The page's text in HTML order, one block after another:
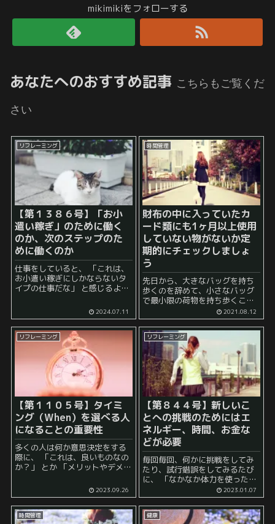
mikimikiをフォローする
あなたへのおすすめ記事 こちらもご覧くだ
さい
リフレーミング
【第１３８６号】「お小
遣い稼ぎ」のために働く
のか、次のステップのた
めに働くのか
仕事をしていると、 「これは、
お小遣い稼ぎにしかならないタ
イプの仕事だな」 と感じるよう
報酬はそれなりにもらえるが、
それ以上の物が手に入りそうな
予感がしな...
2024.07.11
時間管理
財布の中に入っていたカ
ード類にも1ヶ月以上使用
していない物がないか定
期的にチェックしましょ
う
先日から、大きなバッグを持ち
歩くのを辞めて、小さなバッグ
で最小限の荷物を持ち歩くこと
気持ちで日常生活を送ることが
可能になりました。 やはり、大
きなバッグというのは日常的に
使用してしまう...
2021.08.12
リフレーミング
【第１１０５号】タイミ
ング（When）を選べる人
になることの重要性
多くの人は何か意思決定をする
際に、 「これは、良いものなの
か？」 とか 「メリットやデメリ
素に注目しがちです。 これは投
資などでも同様でしょう。
「こ...
2023.09.26
リフレーミング
【第８４４号】新しいこ
とへの挑戦のためにはエ
ネルギー、時間、お金な
どが必要
毎回毎回、何かに挑戦をしてみ
たり、試行錯誤をしてみるたび
に、 「なかなか体力を使った
す。 やはり、新しいことという
物に対する慣れがないことが原
因でしょう。 普段の生活よりも
2023.01.07
時間管理 健康